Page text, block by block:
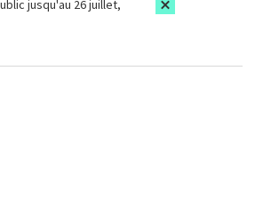
jusqu'au 26 juillet,